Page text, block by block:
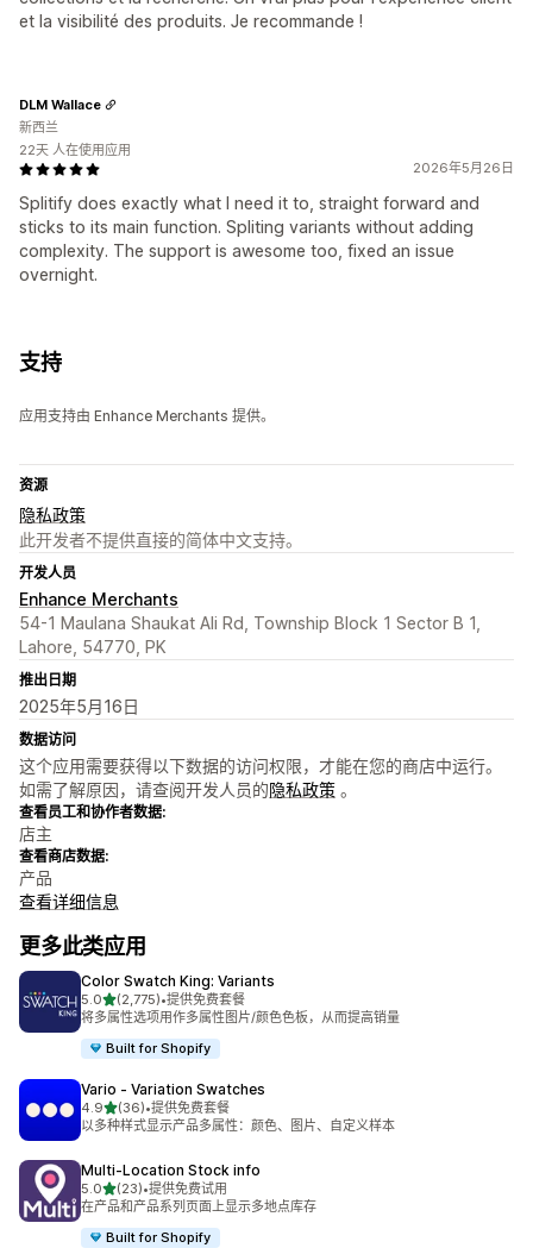
et la visibilité des produits. Je recommande !
2026年5月26日
Splitify does exactly what I need it to, straight forward and
sticks to its main function. Spliting variants without adding
complexity. The support is awesome too, fixed an issue
overnight.
DLM Wallace
新西兰
22天 人在使用应用
支持
应用支持由 Enhance Merchants 提供。
资源
隐私政策
此开发者不提供直接的简体中文支持。
开发人员
Enhance Merchants
54-1 Maulana Shaukat Ali Rd, Township Block 1 Sector B 1,
Lahore, 54770, PK
推出日期
2025年5月16日
数据访问
这个应用需要获得以下数据的访问权限，才能在您的商店中运行。
如需了解原因，请查阅开发人员的隐私政策 。
查看员工和协作者数据:
店主
查看商店数据:
产品
查看详细信息
更多此类应用
Color Swatch King: Variants
5.0星（满分 5 星）
(2,775)
总共 2775 条评论
•提供免费套餐
将多属性选项用作多属性图片/颜色色板，从而提高销量
Built for Shopify
Vario ‑ Variation Swatches
4.9星（满分 5 星）
(36)
总共 36 条评论
•提供免费套餐
以多种样式显示产品多属性：颜色、图片、自定义样本
Multi‑Location Stock info
5.0星（满分 5 星）
(23)
总共 23 条评论
•提供免费试用
在产品和产品系列页面上显示多地点库存
Built for Shopify